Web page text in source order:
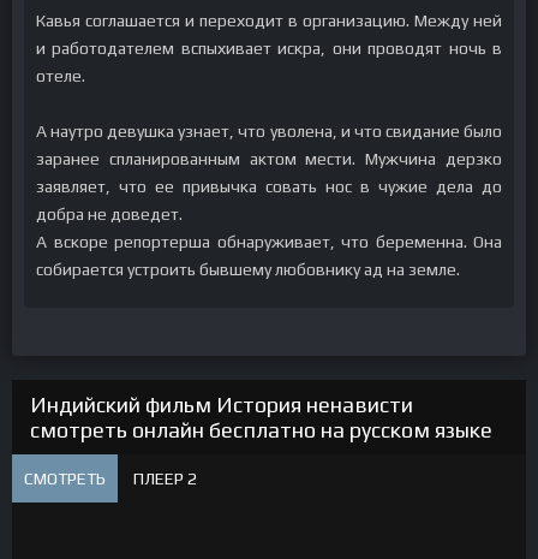
Кавья соглашается и переходит в организацию. Между ней
и работодателем вспыхивает искра, они проводят ночь в
отеле.
А наутро девушка узнает, что уволена, и что свидание было
заранее спланированным актом мести. Мужчина дерзко
заявляет, что ее привычка совать нос в чужие дела до
добра не доведет.
А вскоре репортерша обнаруживает, что беременна. Она
собирается устроить бывшему любовнику ад на земле.
Индийский фильм История ненависти
смотреть онлайн бесплатно на русском языке
СМОТРЕТЬ ПЛЕЕР 2